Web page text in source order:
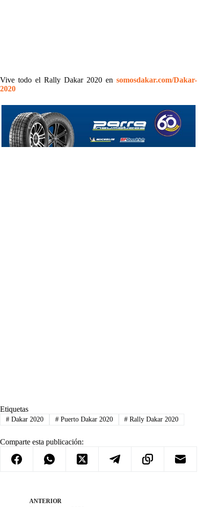
Vive todo el Rally Dakar 2020 ensomosdakar.com/Dakar-
2020
Etiquetas
#Dakar 2020 #Puerto Dakar 2020 # Rally Dakar 2020
Comparte esta publicación:
ANTERIOR